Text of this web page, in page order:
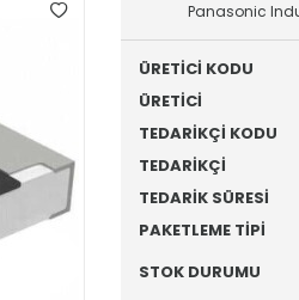
Panasonic
ÜRETİCİ KODU
ÜRETİCİ
TEDARİKÇİ KODU
TEDARİKÇİ
TEDARİK SÜRESİ
PAKETLEME TİPİ
STOK DURUMU